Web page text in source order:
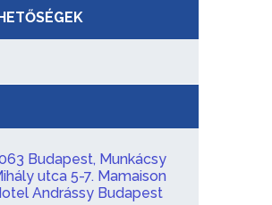
Budapest, Munkácsy
utca 5-7. Mamaison
Andrássy Budapest